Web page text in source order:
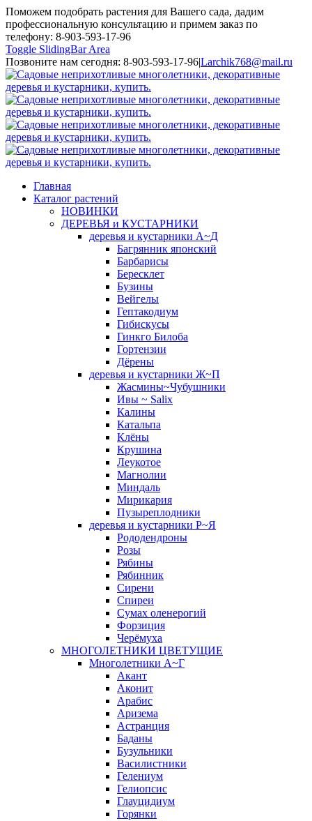
Поможем подобрать растения для Вашего сада, дадим
профессиональную консультацию и примем заказ по
телефону: 8-903-593-17-96
Toggle SlidingBar Area
Позвоните нам сегодня: 8-903-593-17-96|Larchik768@mail.ru
Главная
Каталог растений
НОВИНКИ
ДЕРЕВЬЯ и КУСТАРНИКИ
деревья и кустарники А~Д
Багрянник японский
Барбарисы
Бересклет
Бузины
Вейгелы
Гептакодиум
Гибискусы
Гинкго Билоба
Гортензии
Дёрены
деревья и кустарники Ж~П
Жасмины~Чубушники
Ивы ~ Salix
Калины
Катальпа
Клёны
Крушина
Леукотое
Магнолии
Миндаль
Мирикария
Пузыреплодники
деревья и кустарники Р~Я
Рододендроны
Розы
Рябины
Рябинник
Сирени
Спиреи
Сумах оленерогий
Форзиция
Черёмуха
МНОГОЛЕТНИКИ ЦВЕТУЩИЕ
Многолетники А~Г
Акант
Аконит
Арабис
Аризема
Астранция
Баданы
Бузульники
Василистники
Гелениум
Гелиопсис
Глауцидиум
Горянки